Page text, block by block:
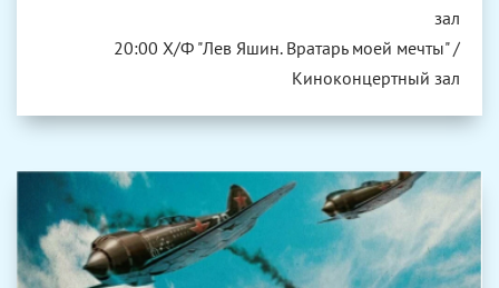
зал
20:00 Х/Ф "Лев Яшин. Вратарь моей мечты" /
Киноконцертный зал